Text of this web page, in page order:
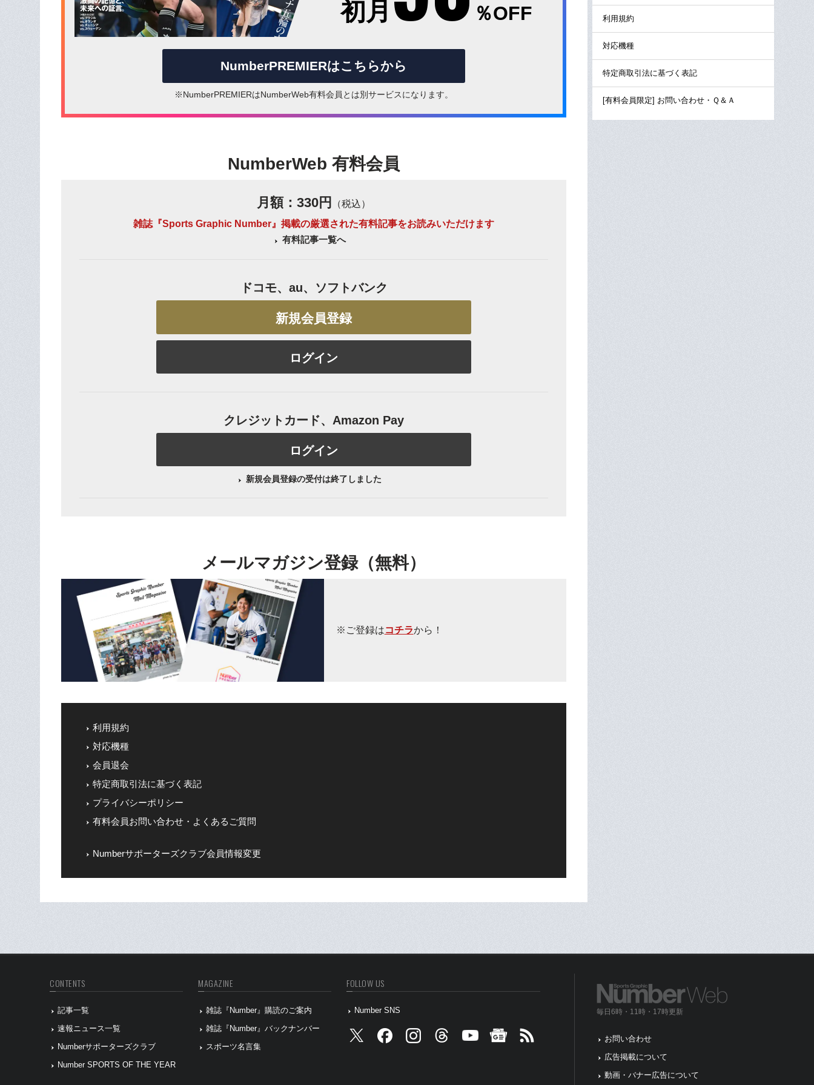
初月 ％OFF
NumberPREMIERはこちらから
※NumberPREMIERはNumberWeb有料会員とは別サービスになります。
NumberWeb 有料会員
月額：330円
（税込）
雑誌『Sports Graphic Number』掲載の厳選された有料記事をお読みいただけます
有料記事一覧へ
ドコモ、au、ソフトバンク
新規会員登録
ログイン
クレジットカード、Amazon Pay
ログイン
新規会員登録の受付は終了しました
メールマガジン登録（無料）
※ご登録はコチラから！
利用規約
対応機種
会員退会
特定商取引法に基づく表記
プライバシーポリシー
有料会員お問い合わせ・よくあるご質問
Numberサポーターズクラブ会員情報変更
利用規約
対応機種
特定商取引法に基づく表記
[有料会員限定] お問い合わせ・Ｑ＆Ａ
CONTENTS
記事一覧
速報ニュース一覧
Numberサポーターズクラブ
Number SPORTS OF THE YEAR
MAGAZINE
雑誌『Number』購読のご案内
雑誌『Number』バックナンバー
スポーツ名言集
FOLLOW US
Number SNS 毎日6時・11時・17時更新
お問い合わせ
広告掲載について
動画・バナー広告について